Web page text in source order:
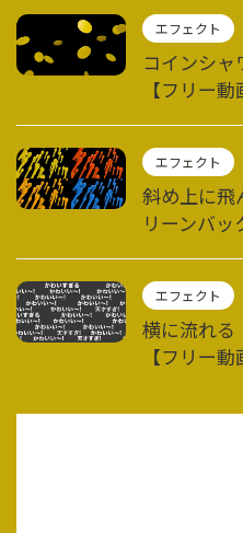
エフェクト
コインシ
【フリー動
エフェクト
斜め上に飛
リーンバッ
エフェクト
横に流れる
【フリー動